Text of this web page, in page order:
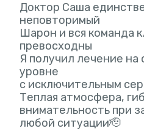
Доктор Саша
неповторимый
Шарон и вся команда
превосходны
Я получил лечение на
уровне
с исключительным
Теплая атмосфера,
внимательность при
любой ситуации🫡